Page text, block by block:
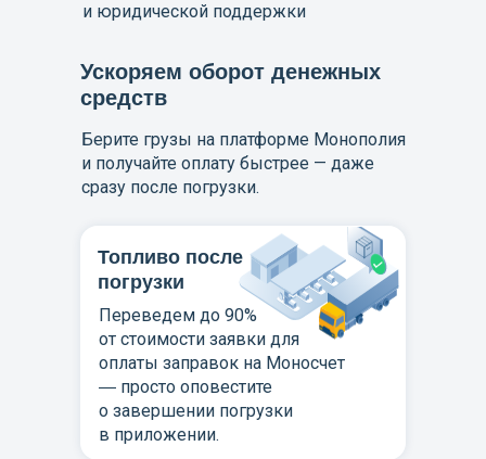
и юридической поддержки
Ускоряем оборот денежных
средств
Берите грузы на платформе Монополия
и получайте оплату быстрее — даже
сразу после погрузки.
Топливо после
погрузки
Переведем до 90%
от стоимости заявки для
оплаты заправок на Моносчет
― просто оповестите
о завершении погрузки
в приложении.